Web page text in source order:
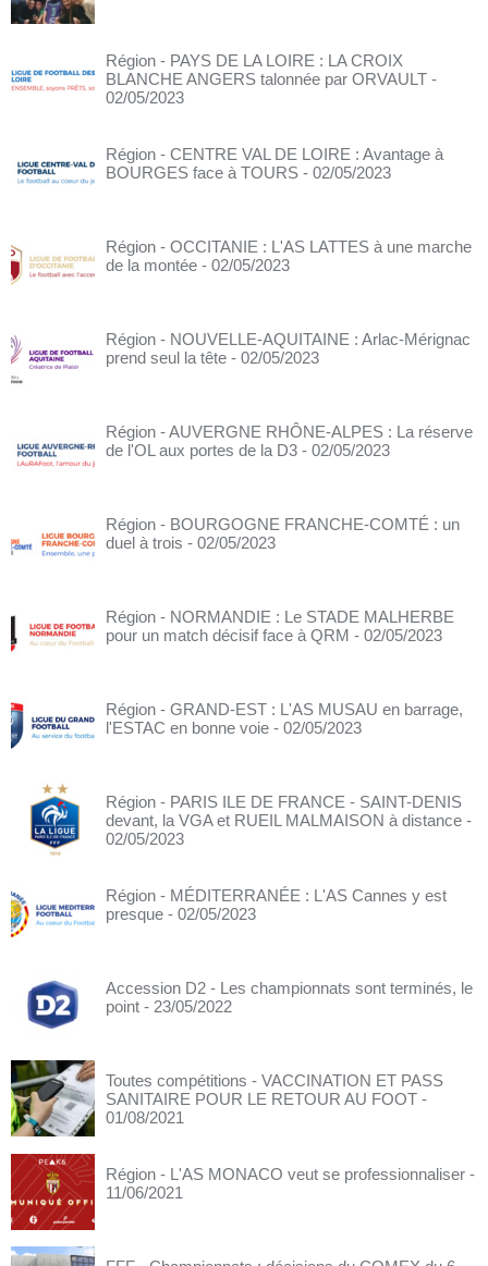
Région - PAYS DE LA LOIRE : LA CROIX
BLANCHE ANGERS talonnée par ORVAULT -
02/05/2023
Région - CENTRE VAL DE LOIRE : Avantage à
BOURGES face à TOURS - 02/05/2023
Région - OCCITANIE : L'AS LATTES à une marche
de la montée - 02/05/2023
Région - NOUVELLE-AQUITAINE : Arlac-Mérignac
prend seul la tête - 02/05/2023
Région - AUVERGNE RHÔNE-ALPES : La réserve
de l'OL aux portes de la D3 - 02/05/2023
Région - BOURGOGNE FRANCHE-COMTÉ : un
duel à trois - 02/05/2023
Région - NORMANDIE : Le STADE MALHERBE
pour un match décisif face à QRM - 02/05/2023
Région - GRAND-EST : L'AS MUSAU en barrage,
l'ESTAC en bonne voie - 02/05/2023
Région - PARIS ILE DE FRANCE - SAINT-DENIS
devant, la VGA et RUEIL MALMAISON à distance -
02/05/2023
Région - MÉDITERRANÉE : L'AS Cannes y est
presque - 02/05/2023
Accession D2 - Les championnats sont terminés, le
point - 23/05/2022
Toutes compétitions - VACCINATION ET PASS
SANITAIRE POUR LE RETOUR AU FOOT -
01/08/2021
Région - L'AS MONACO veut se professionnaliser -
11/06/2021